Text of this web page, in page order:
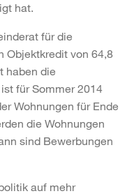
hat.
für die
Objektkredit von 64,8
haben die
für Sommer 2014
Wohnungen für Ende
die Wohnungen
sind Bewerbungen
auf mehr